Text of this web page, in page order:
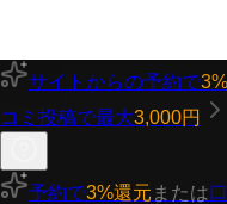
サイトからの予約で
コミ投稿で最大3,000円
予約で3%還元 または